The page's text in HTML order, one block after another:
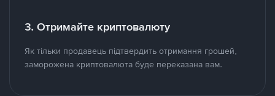
3. Отримайте криптовалюту
Як тільки продавець підтвердить отримання грошей,
заморожена криптовалюта буде переказана вам.